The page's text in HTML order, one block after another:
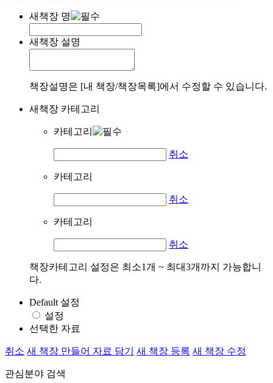
새책장 명
새책장 설명
책장설명은 [내 책장/책장목록]에서 수정할 수 있습니다.
새책장 카테고리
카테고리
취소
카테고리
취소
카테고리
취소
책장카테고리 설정은 최소1개 ~ 최대3개까지 가능합니
다.
Default 설정
설정
선택한 자료
취소 새 책장 만들어 자료 담기 새 책장 등록 새 책장 수정
관심분야 검색